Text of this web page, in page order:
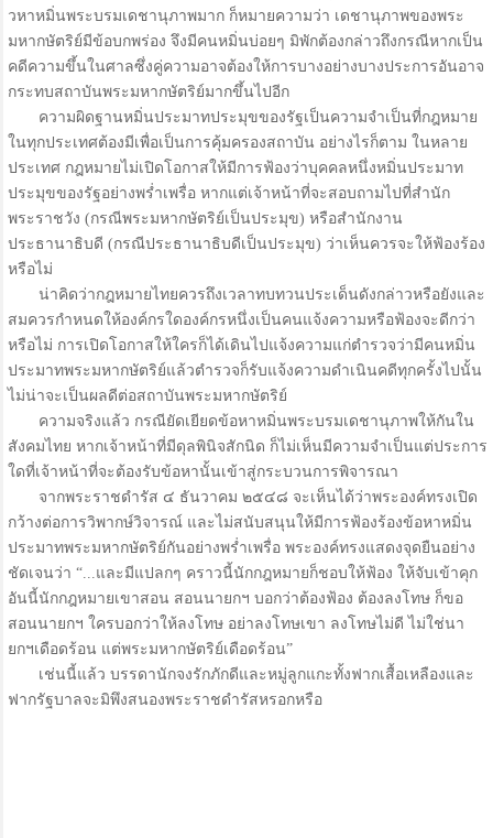
วหาหมิ่นพระบรมเดชานุภาพมาก ก็หมายความว่า เดชานุภาพของพระ
มหากษัตริย์มีข้อบกพร่อง จึงมีคนหมิ่นบ่อยๆ มิพักต้องกล่าวถึงกรณีหากเป็น
คดีความขึ้นในศาลซึ่งคู่ความอาจต้องให้การบางอย่างบางประการอันอาจ
กระทบสถาบันพระมหากษัตริย์มากขึ้นไปอีก
ความผิดฐานหมิ่นประมาทประมุขของรัฐเป็นความจำเป็นที่กฎหมาย
ในทุกประเทศต้องมีเพื่อเป็นการคุ้มครองสถาบัน อย่างไรก็ตาม ในหลาย
ประเทศ กฎหมายไม่เปิดโอกาสให้มีการฟ้องว่าบุคคลหนึ่งหมิ่นประมาท
ประมุขของรัฐอย่างพร่ำเพรื่อ หากแต่เจ้าหน้าที่จะสอบถามไปที่สำนัก
พระราชวัง (กรณีพระมหากษัตริย์เป็นประมุข) หรือสำนักงาน
ประธานาธิบดี (กรณีประธานาธิบดีเป็นประมุข) ว่าเห็นควรจะให้ฟ้องร้อง
หรือไม่
น่าคิดว่ากฎหมายไทยควรถึงเวลาทบทวนประเด็นดังกล่าวหรือยังและ
สมควรกำหนดให้องค์กรใดองค์กรหนึ่งเป็นคนแจ้งความหรือฟ้องจะดีกว่า
หรือไม่ การเปิดโอกาสให้ใครก็ได้เดินไปแจ้งความแก่ตำรวจว่ามีคนหมิ่น
ประมาทพระมหากษัตริย์แล้วตำรวจก็รับแจ้งความดำเนินคดีทุกครั้งไปนั้น
ไม่น่าจะเป็นผลดีต่อสถาบันพระมหากษัตริย์
ความจริงแล้ว กรณียัดเยียดข้อหาหมิ่นพระบรมเดชานุภาพให้กันใน
สังคมไทย หากเจ้าหน้าที่มีดุลพินิจสักนิด ก็ไม่เห็นมีความจำเป็นแต่ประการ
ใดที่เจ้าหน้าที่จะต้องรับข้อหานั้นเข้าสู่กระบวนการพิจารณา
จากพระราชดำรัส ๔ ธันวาคม ๒๕๔๘ จะเห็นได้ว่าพระองค์ทรงเปิด
กว้างต่อการวิพากษ์วิจารณ์ และไม่สนับสนุนให้มีการฟ้องร้องข้อหาหมิ่น
ประมาทพระมหากษัตริย์กันอย่างพร่ำเพรื่อ พระองค์ทรงแสดงจุดยืนอย่าง
ชัดเจนว่า “...และมีแปลกๆ คราวนี้นักกฎหมายก็ชอบให้ฟ้อง ให้จับเข้าคุก
อันนี้นักกฎหมายเขาสอน สอนนายกฯ บอกว่าต้องฟ้อง ต้องลงโทษ ก็ขอ
สอนนายกฯ ใครบอกว่าให้ลงโทษ อย่าลงโทษเขา ลงโทษไม่ดี ไม่ใช่นา
ยกฯเดือดร้อน แต่พระมหากษัตริย์เดือดร้อน”
เช่นนี้แล้ว บรรดานักจงรักภักดีและหมู่ลูกแกะทั้งฟากเสื้อเหลืองและ
ฟากรัฐบาลจะมิพึงสนองพระราชดำรัสหรอกหรือ